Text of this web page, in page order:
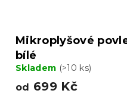
Mikroplyšové
bílé
Skladem (>10 ks)
od 699 Kč